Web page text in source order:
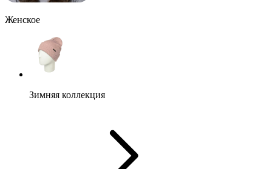
Женское
Зимняя коллекция